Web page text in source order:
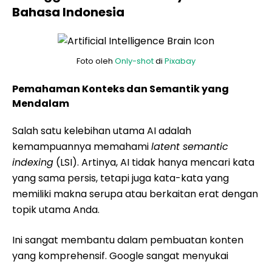
Bahasa Indonesia
Foto oleh Only-shotdi Pixabay
Pemahaman Konteks dan Semantik yang
Mendalam
Salah satu kelebihan utama AI adalah
kemampuannya memahamilatent semantic
indexing (LSI). Artinya, AI tidak hanya mencari kata
yang sama persis, tetapi juga kata-kata yang
memiliki makna serupa atau berkaitan erat dengan
topik utama Anda.
Ini sangat membantu dalam pembuatan konten
yang komprehensif. Google sangat menyukai